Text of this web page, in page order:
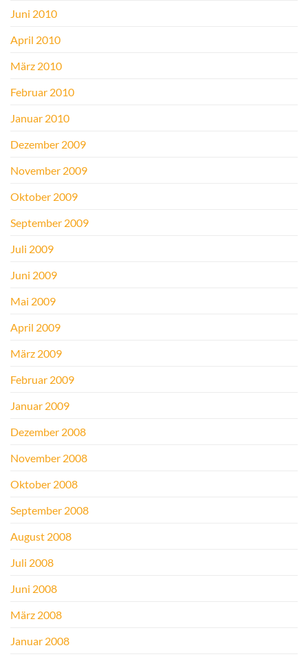
Juni 2010
April 2010
März 2010
Februar 2010
Januar 2010
Dezember 2009
November 2009
Oktober 2009
September 2009
Juli 2009
Juni 2009
Mai 2009
April 2009
März 2009
Februar 2009
Januar 2009
Dezember 2008
November 2008
Oktober 2008
September 2008
August 2008
Juli 2008
Juni 2008
März 2008
Januar 2008